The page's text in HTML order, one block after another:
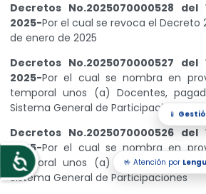
Accesibilidad
Decretos No.2025070000528
2025-Por el cual se revoca el Decreto
de enero de 2025
Decretos No.2025070000527
2025-Por el cual se nombra en
temporal unos (a) Docentes,
Sistema General de Participaciones
Decretos No.2025070000526
2025-Por el cual se nombra en
temporal unos (a) Docentes,
Sistema General de Participaciones
📱
🤟 Atención por